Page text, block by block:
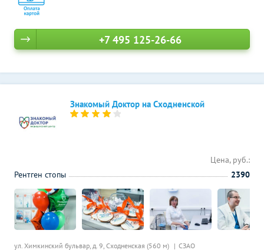
+7 495 125-26-66
Знакомый Доктор на Сходненской
ул. Химкинский бульвар, д. 9, Сходненская (560 м) СЗАО
Цена, руб.:
Рентген стопы
2390